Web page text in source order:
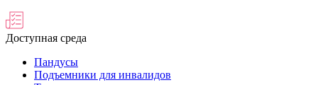
Доступная среда
Пандусы
Подъемники для инвалидов